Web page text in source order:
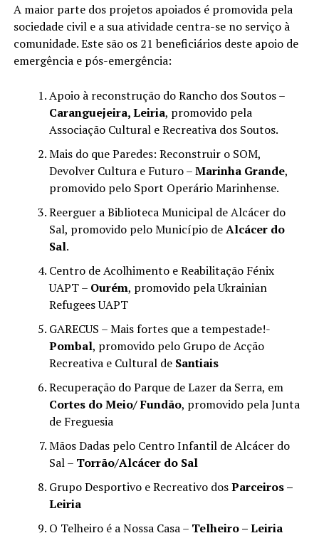
A maior parte dos projetos apoiados é promovida pela
sociedade civil e a sua atividade centra-se no serviço à
comunidade. Este são os 21 beneficiários deste apoio de
emergência e pós-emergência:
Apoio à reconstrução do Rancho dos Soutos –
Caranguejeira, Leiria, promovido pela
Associação Cultural e Recreativa dos Soutos.
Mais do que Paredes: Reconstruir o SOM,
Devolver Cultura e Futuro –Marinha Grande,
promovido pelo Sport Operário Marinhense.
Reerguer a Biblioteca Municipal de Alcácer do
Sal, promovido pelo Município deAlcácer do
Sal.
Centro de Acolhimento e Reabilitação Fénix
UAPT – Ourém, promovido pela Ukrainian
Refugees UAPT
GARECUS – Mais fortes que a tempestade!-
Pombal, promovido pelo Grupo de Acção
Recreativa e Cultural deSantiais
Recuperação do Parque de Lazer da Serra, em
Cortes do Meio/ Fundão, promovido pela Junta
de Freguesia
Mãos Dadas pelo Centro Infantil de Alcácer do
Sal – Torrão/Alcácer do Sal
Grupo Desportivo e Recreativo dosParceiros –
Leiria
O Telheiro é a Nossa Casa – Telheiro – Leiria